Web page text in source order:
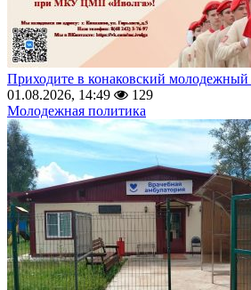
Приходите в конаковский
01.08.2026, 14:49
129
Молодежная политика